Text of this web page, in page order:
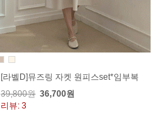
[라벨D]뮤즈링 자켓 원피스set*임부복
39,800원 36,700원
리뷰: 3